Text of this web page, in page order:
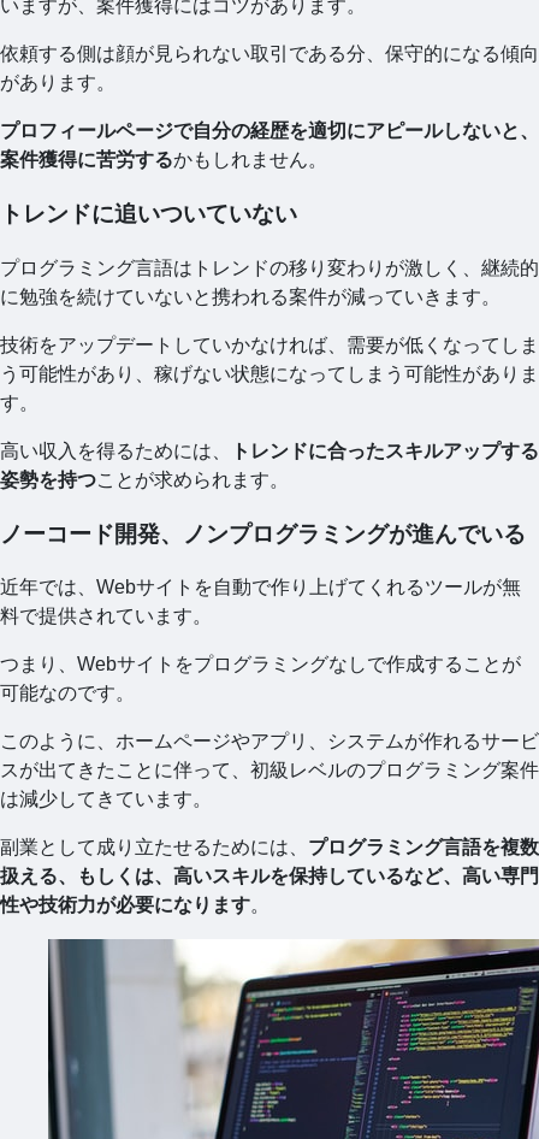
いますが、案件獲得にはコツがあります。
依頼する側は顔が見られない取引である分、保守的になる傾向
があります。
プロフィールページで自分の経歴を適切にアピールしないと、
案件獲得に苦労するかもしれません。
トレンドに追いついていない
プログラミング言語はトレンドの移り変わりが激しく、継続的
に勉強を続けていないと携われる案件が減っていきます。
技術をアップデートしていかなければ、需要が低くなってしま
う可能性があり、稼げない状態になってしまう可能性がありま
す。
高い収入を得るためには、
トレンドに合ったスキルアップする
姿勢を持つことが求められます。
ノーコード開発、ノンプログラミングが進んでいる
近年では、Webサイトを自動で作り上げてくれるツールが無
料で提供されています。
つまり、Webサイトをプログラミングなしで作成することが
可能なのです。
このように、ホームページやアプリ、システムが作れるサービ
スが出てきたことに伴って、初級レベルのプログラミング案件
は減少してきています。
副業として成り立たせるためには、 プログラミング言語を複数
扱える、もしくは、高いスキルを保持しているなど、高い専門
性や技術力が必要になります。